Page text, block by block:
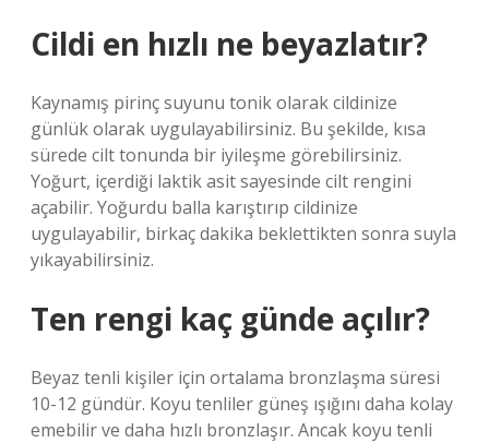
Cildi en hızlı ne beyazlatır?
Kaynamış pirinç suyunu tonik olarak cildinize
günlük olarak uygulayabilirsiniz. Bu şekilde, kısa
sürede cilt tonunda bir iyileşme görebilirsiniz.
Yoğurt, içerdiği laktik asit sayesinde cilt rengini
açabilir. Yoğurdu balla karıştırıp cildinize
uygulayabilir, birkaç dakika beklettikten sonra suyla
yıkayabilirsiniz.
Ten rengi kaç günde açılır?
Beyaz tenli kişiler için ortalama bronzlaşma süresi
10-12 gündür. Koyu tenliler güneş ışığını daha kolay
emebilir ve daha hızlı bronzlaşır. Ancak koyu tenli